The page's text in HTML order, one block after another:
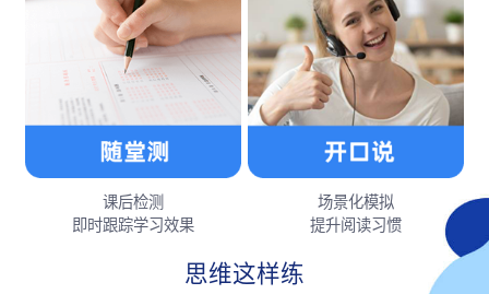
课后检测
即时跟踪学习效果
场景化模拟
提升阅读习惯
思维这样练